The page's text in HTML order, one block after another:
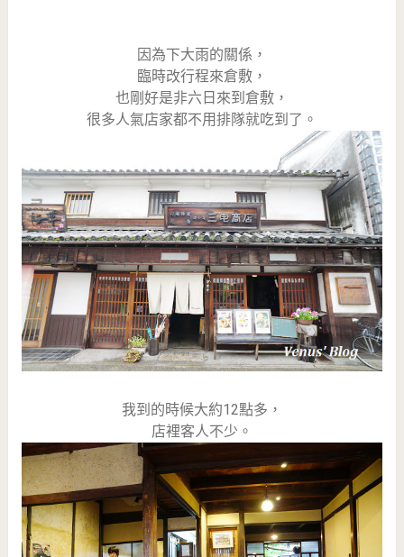
因為下大雨的關係，
臨時改行程來倉敷，
也剛好是非六日來到倉敷，
很多人氣店家都不用排隊就吃到了。
我到的時候大約12點多，
店裡客人不少。